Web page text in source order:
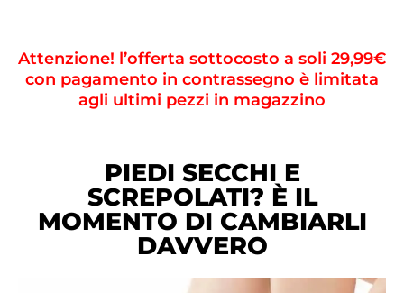
Attenzione! l’offerta sottocosto a soli 29,99€
con pagamento in contrassegno è limitata
agli ultimi pezzi in magazzino
PIEDI SECCHI E
SCREPOLATI? È IL
MOMENTO DI CAMBIARLI
DAVVERO